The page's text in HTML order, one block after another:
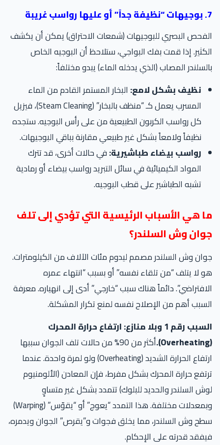
البصري للبوجيهات (شمعات الاحتراق) يمكن أن يكشف
إذا قمت بفك البواجي، ستلاحظ أن البوجيه الخاص
المصاب (الذي يدخله الماء) يبدو مختلفاً:
نظيف بشكل لامع:البخار المستمر القادم من الماء
المسرب يعمل كـ “منظف بالبخار” (Steam Cleaning)، فيزيل
كل رواسب الكربون الطبيعية من على رأس البوجيه. ستجده
نظيفاً ولامعاً بشكل غير طبيعي مقارنة بباقي البوجيهات.
رواسب بيضاء طباشيرية:في حالات أخرى، قد تترك
المواد الكيميائية في سائل التبريد رواسب بيضاء أو رمادية
تشبه الطباشير على قطب البوجيه.
هي الأسباب الرئيسية التي تؤدي إلى تلف
وش السلندر؟
وش السلندر مصمم ليدوم مئات الآلاف من الكيلومترات.
لا يتلف “من تلقاء نفسه” أو بسبب “انتهاء عمره
دائماً هناك سبب “خارجي” أدى إلى انهياره. معرفة
أهم من الإصلاح نفسه لمنع تكرار المشكلة.
السبب رقم 1 وبلا منازع: ارتفاع حرارة المحرك
أكثر من 90% من حالات تلف الجوان سببها
ارتفاع الحرارة الشديد (Overheating) ولو لمرة واحدة. عندما
حرارة المحرك بشكل مفرط، فإن المعادن (الألومنيوم
السلندر والحديد للبلوك) تتمدد بشكل غير متساوٍ
وبمعدلات مختلفة. هذا التمدد “يعوج” أو “يقوّس” (Warping)
وش السلندر، مما يخلق فجوات و”يقرص” الجوان ويدمره،
قدرته على الإحكام.